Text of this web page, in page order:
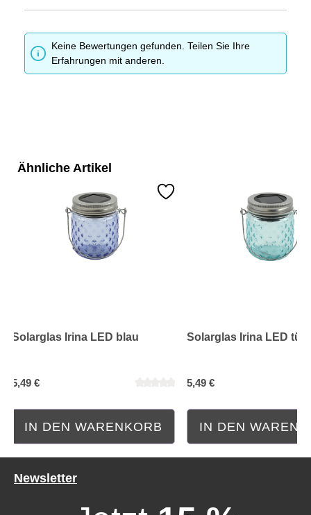
Keine Bewertungen gefunden. Teilen Sie Ihre
Erfahrungen mit anderen.
Ähnliche Artikel
Solarglas Irina LED blau
5,49 €
IN DEN WARENKORB
Solarglas Irina LED
5,49 €
IN DEN
Newsletter